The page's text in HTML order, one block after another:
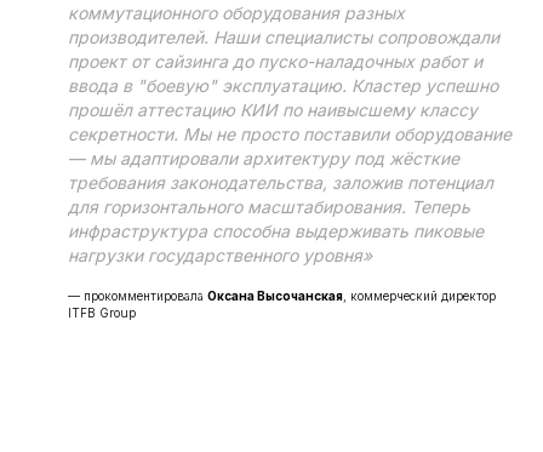
коммутационного оборудования разных
производителей. Наши специалисты сопровождали
проект от сайзинга до пуско-наладочных работ и
ввода в "боевую" эксплуатацию. Кластер успешно
прошёл аттестацию КИИ по наивысшему классу
секретности. Мы не просто поставили оборудование
— мы адаптировали архитектуру под жёсткие
требования законодательства, заложив потенциал
для горизонтального масштабирования. Теперь
инфраструктура способна выдерживать пиковые
нагрузки государственного уровня»
— прокомментировала Оксана Высочанская , коммерческий директор
ITFB Group